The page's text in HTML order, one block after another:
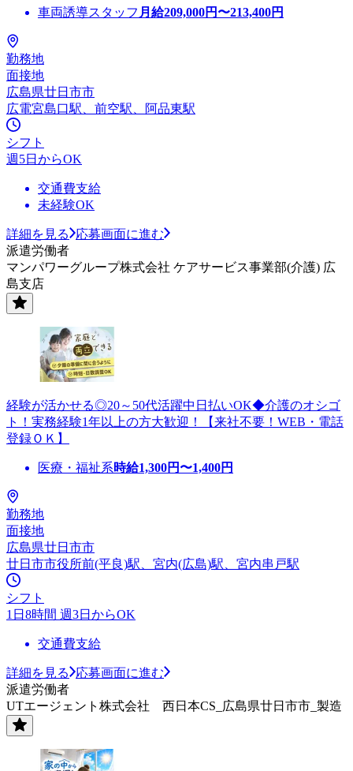
車両誘導スタッフ 月給209,000円〜213,400円
勤務地
面接地
広島県廿日市市
広電宮島口駅、前空駅、阿品東駅
シフト
週5日からOK
交通費支給
未経験OK
詳細を見る
応募画面に進む
派遣労働者
マンパワーグループ株式会社 ケアサービス事業部(介護) 広
島支店
経験が活かせる◎20～50代活躍中日払いOK◆介護のオシゴ
ト！実務経験1年以上の方大歓迎！【来社不要！WEB・電話
登録ＯＫ】
医療・福祉系時給1,300円〜1,400円
勤務地
面接地
広島県廿日市市
廿日市市役所前(平良)駅、宮内(広島)駅、宮内串戸駅
シフト
1日8時間 週3日からOK
交通費支給
詳細を見る
応募画面に進む
派遣労働者
UTエージェント株式会社 西日本CS_広島県廿日市市_製造